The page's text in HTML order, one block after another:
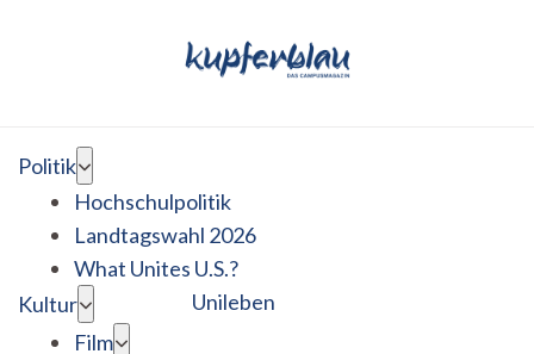
Politik
Hochschulpolitik
Landtagswahl 2026
What Unites U.S.?
Kultur
Film
Unileben